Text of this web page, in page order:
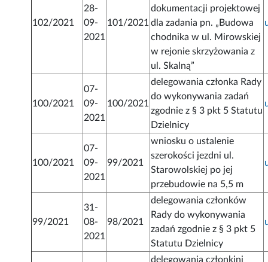
102/2021
28-
09-
2021
101/2021
dokumentacji projektowej
dla zadania pn. „Budowa
chodnika w ul. Mirowskiej
w rejonie skrzyżowania z
ul. Skalną”
100/2021
07-
09-
2021
100/2021
delegowania członka Rady
do wykonywania zadań
zgodnie z § 3 pkt 5 Statutu
Dzielnicy
100/2021
07-
09-
2021
99/2021
wniosku o ustalenie
szerokości jezdni ul.
Starowolskiej po jej
przebudowie na 5,5 m
99/2021
31-
08-
2021
98/2021
delegowania członków
Rady do wykonywania
zadań zgodnie z § 3 pkt 5
Statutu Dzielnicy
delegowania członkini